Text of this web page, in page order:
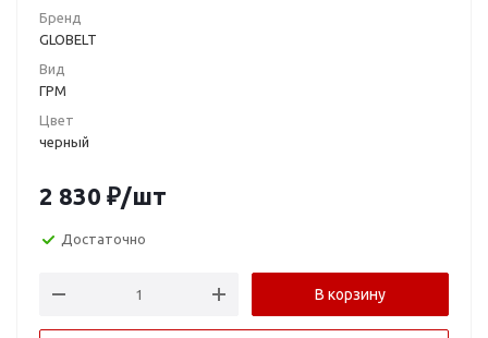
Бренд
GLOBELT
Вид
ГРМ
Цвет
черный
2 830 ₽/шт
Достаточно
В корзину